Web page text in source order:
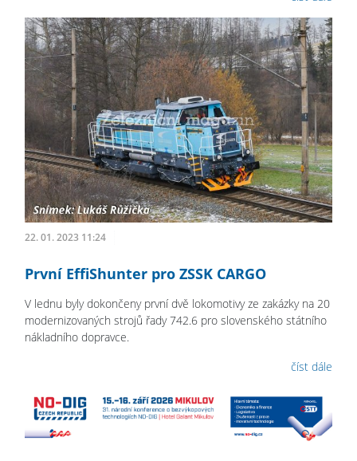
22. 01. 2023 11:24
První EffiShunter pro ZSSK CARGO
V lednu byly dokončeny první dvě lokomotivy ze zakázky na 20
modernizovaných strojů řady 742.6 pro slovenského státního
nákladního dopravce.
číst dále